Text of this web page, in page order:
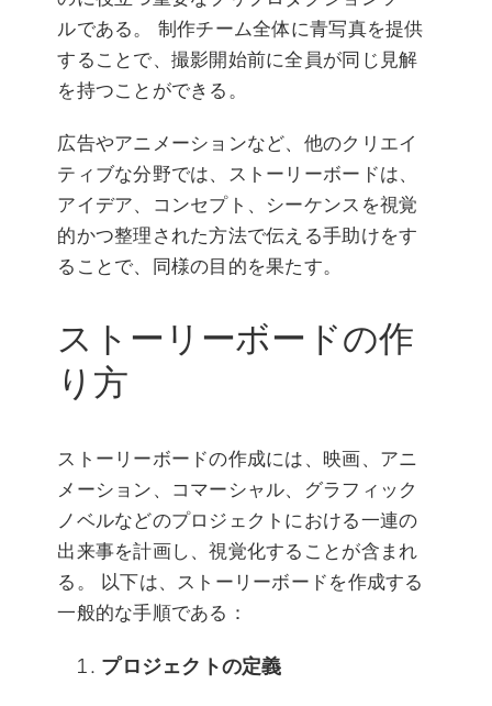
ルである。 制作チーム全体に青写真を提供
することで、撮影開始前に全員が同じ見解
を持つことができる。
広告やアニメーションなど、他のクリエイ
ティブな分野では、ストーリーボードは、
アイデア、コンセプト、シーケンスを視覚
的かつ整理された方法で伝える手助けをす
ることで、同様の目的を果たす。
ストーリーボードの作
り方
ストーリーボードの作成には、映画、アニ
メーション、コマーシャル、グラフィック
ノベルなどのプロジェクトにおける一連の
出来事を計画し、視覚化することが含まれ
る。 以下は、ストーリーボードを作成する
一般的な手順である：
プロジェクトの定義